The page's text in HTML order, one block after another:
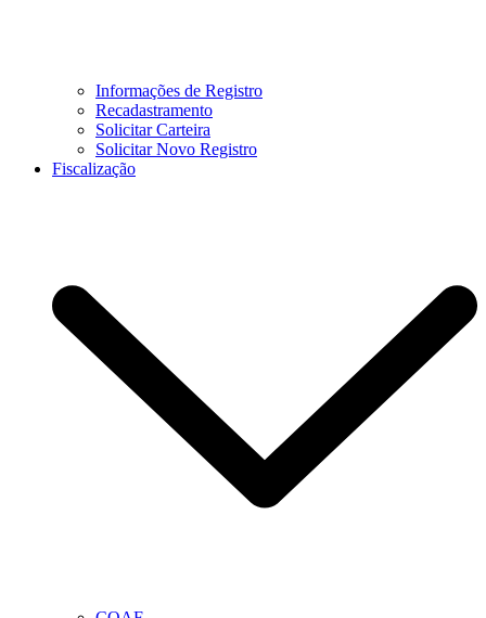
Informações de Registro
Recadastramento
Solicitar Carteira
Solicitar Novo Registro
Fiscalização